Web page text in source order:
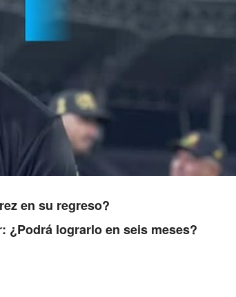
en su regreso?
¿Podrá lograrlo en seis meses?